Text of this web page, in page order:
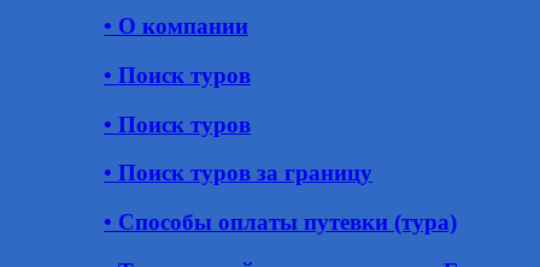
• О компании
• Поиск туров
• Поиск туров
• Поиск туров за границу
• Способы оплаты путевки (тура)